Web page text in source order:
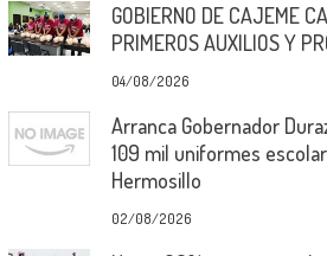
GOBIERNO DE CAJEME
PRIMEROS AUXILIOS Y
04/08/2026
Arranca Gobernador
109 mil uniformes
Hermosillo
02/08/2026